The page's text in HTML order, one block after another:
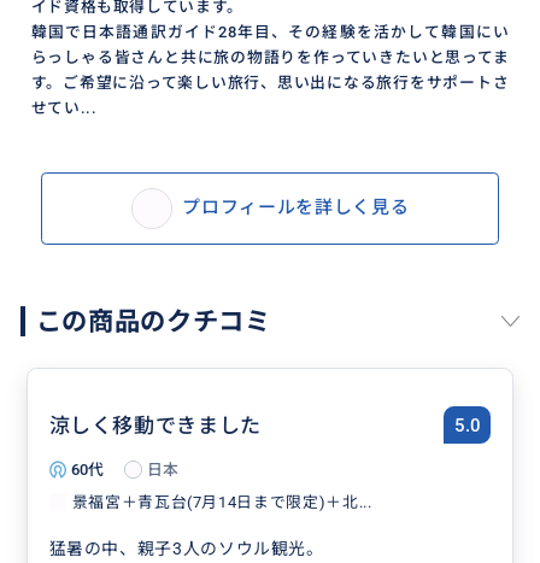
イド資格も取得しています。
韓国で日本語通訳ガイド28年目、その経験を活かして韓国にい
らっしゃる皆さんと共に旅の物語りを作っていきたいと思ってま
す。ご希望に沿って楽しい旅行、思い出になる旅行をサポートさ
せてい...
プロフィールを詳しく見る
この商品のクチコミ
涼しく移動できました 5.0
60代
日本
景福宮＋青瓦台(7月14日まで限定)＋北...
猛暑の中、親子3人のソウル観光。